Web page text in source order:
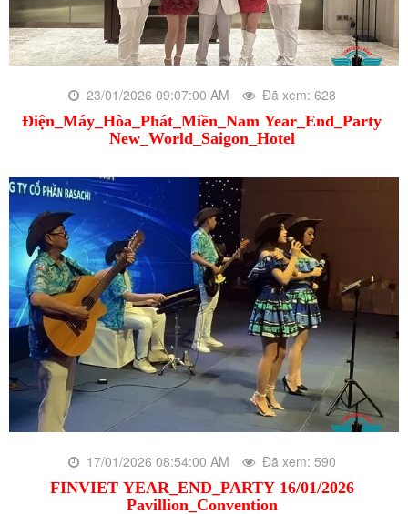
23/01/2026 09:07:00 AM Đã xem: 628
Điện_Máy_Hòa_Phát_Miền_Nam Year_End_Party
New_World_Saigon_Hotel
17/01/2026 08:54:00 AM Đã xem: 590
FINVIET YEAR_END_PARTY 16/01/2026
Pavillion_Convention